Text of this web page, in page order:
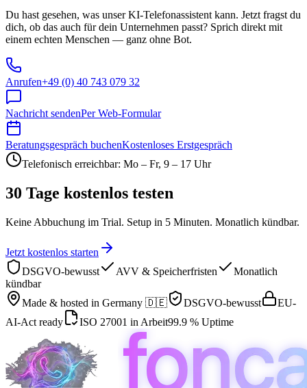
Du hast gesehen, was unser KI-Telefonassistent kann. Jetzt fragst du
dich, ob das auch für dein Unternehmen passt? Sprich direkt mit
einem echten Menschen — ganz ohne Bot.
Anrufen+49 (0) 40 743 079 32
Nachricht sendenPer Web-Formular
Beratungsgespräch buchenKostenloses Erstgespräch
Telefonisch erreichbar: Mo – Fr, 9 – 17 Uhr
30 Tage kostenlos testen
Keine Abbuchung im Trial. Setup in 5 Minuten. Monatlich kündbar.
Jetzt kostenlos starten
DSGVO-bewusst
AVV & Speicherfristen
Monatlich
kündbar
Made & hosted in Germany 🇩🇪 DSGVO-bewusst
EU-
AI-Act ready
ISO 27001 in Arbeit99.9 % Uptime